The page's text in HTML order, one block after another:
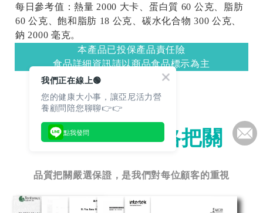
每日參考值：熱量 2000 大卡、蛋白質 60 公克、脂肪
60 公克、飽和脂肪 18 公克、碳水化合物 300 公克、
鈉 2000 毫克。
本產品已投保產品責任險
食品詳細資訊請以商品食品標示為主
檢驗報告
安心檢驗 嚴格把關
品質把關嚴選保證，是我們對每位顧客的重視
我們正在線上🟢
您的健康大小事，讓亞尼活力營
養顧問陪您聊聊👉👉
點我發問